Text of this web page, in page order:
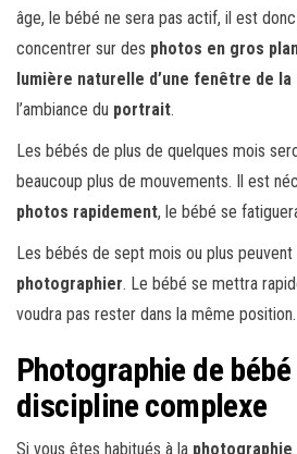
âge, le bébé ne sera pas actif, il est
concentrer sur des photos en gros
lumière naturelle d’une fenêtre de la
l’ambiance du portrait.
Les bébés de plus de quelques mois
beaucoup plus de mouvements. Il est
photos rapidement, le bébé se
Les bébés de sept mois ou plus
photographier. Le bébé se mettra
voudra pas rester dans la même position.
Photographie de bébé
discipline complexe
Si vous êtes habitués à la photographie